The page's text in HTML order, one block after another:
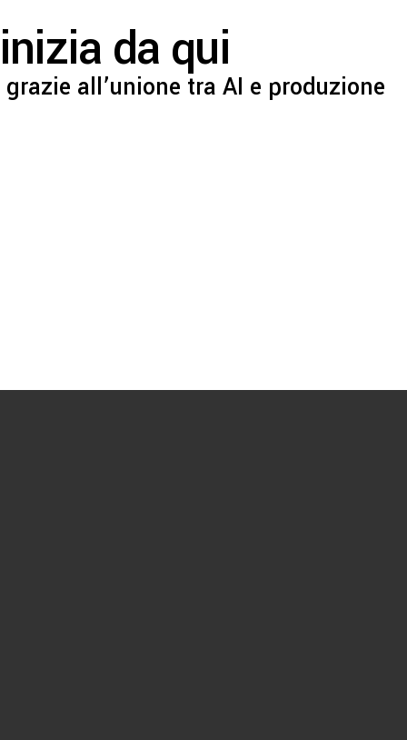
da qui
all’unione tra AI e produzione